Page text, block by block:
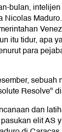
bulan,
Nicolas
itu tidur, apa
para
sebuah
Resolve"
dan
elit AS